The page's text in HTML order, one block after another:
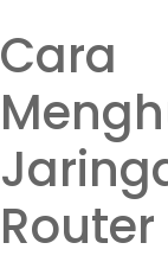
Cara
Router